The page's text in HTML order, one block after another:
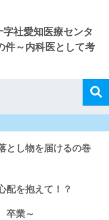
社愛知医療センタ
件～内科医として考
とし物を届けるの巻
配を抱えて！？
卒業～